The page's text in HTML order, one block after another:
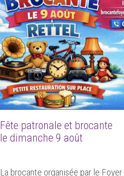
Fête patronale et brocante
le dimanche 9 août
La brocante organisée par le